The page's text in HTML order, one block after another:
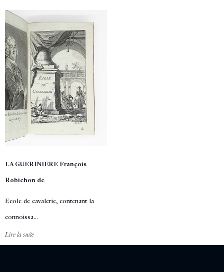
LA GUERINIERE François
Robichon de
Ecole de cavalerie, contenant la
connoissa...
Lire la suite